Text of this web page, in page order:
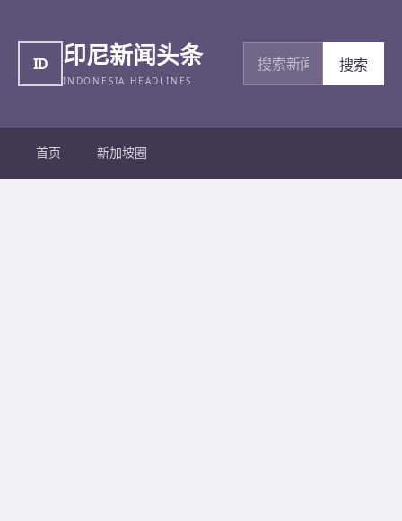
ID 印尼新闻头条
INDONESIA HEADLINES
搜索新闻
搜索
首页 新加坡圈